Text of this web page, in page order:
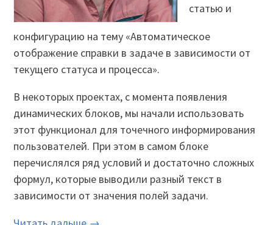
статью и
конфигурацию на тему «Автоматическое
отображение справки в задаче в зависимости от
текущего статуса и процесса».
В некоторых проектах, с момента появления
динамических блоков, мы начали использовать
этот функционал для точечного информирования
пользователей. При этом в самом блоке
перечислялся ряд условий и достаточно сложных
формул, которые выводили разный текст в
зависимости от значения полей задачи.